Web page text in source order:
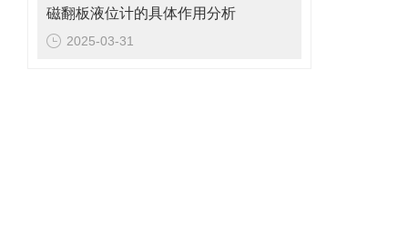
磁翻板液位计的具体作用分析
2025-03-31